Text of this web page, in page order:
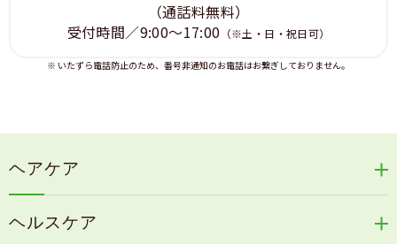
（通話料無料）
受付時間／9:00～17:00 （※土・日・祝日可）
※ いたずら電話防止のため、番号非通知のお電話はお繋ぎしておりません。
ヘアケア
ヘルスケア